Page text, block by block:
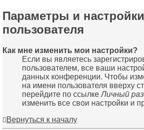
Параметры и настройки
пользователя
Как мне изменить мои настройки?
Если вы являетесь
пользователем, все ваши
данных конференции. Чтобы
на имени пользователя вверху
перейдите по ссылкеЛичный
изменить все свои настройки и
Вернуться к началу